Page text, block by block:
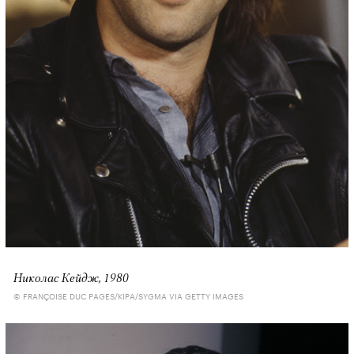
Николас Кейдж, 1980
© FRANÇOISE DUC PAGES/KIPA/SYGMA VIA GETTY IMAGES